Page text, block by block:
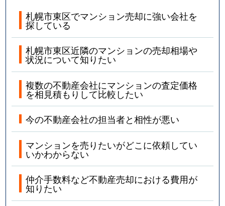
札幌市東区でマンション売却に強い会社を
探している
札幌市東区近隣のマンションの売却相場や
状況について知りたい
複数の不動産会社にマンションの査定価格
を相見積もりして比較したい
今の不動産会社の担当者と相性が悪い
マンションを売りたいがどこに依頼してい
いかわからない
仲介手数料など不動産売却における費用が
知りたい